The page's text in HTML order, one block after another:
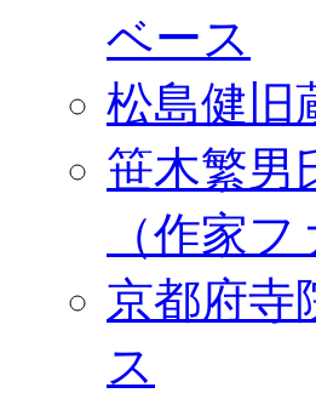
ベース
松島健旧
笹木繁男
（作家フ
京都府寺
ス